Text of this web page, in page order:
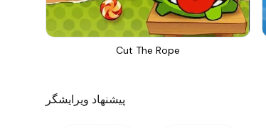
Cut The Rope
پیشنهاد ویرایشگر